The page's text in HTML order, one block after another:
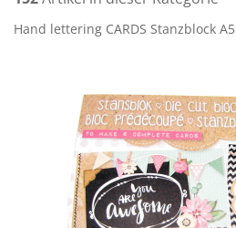
Hand let­te­ring CARDS Stanz­block A5